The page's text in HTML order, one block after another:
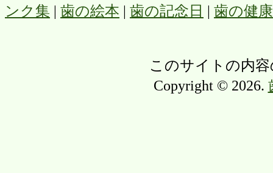
ンク集 | 歯の絵本 | 歯の記念日 | 歯の健
このサイトの内
Copyright © 2026.